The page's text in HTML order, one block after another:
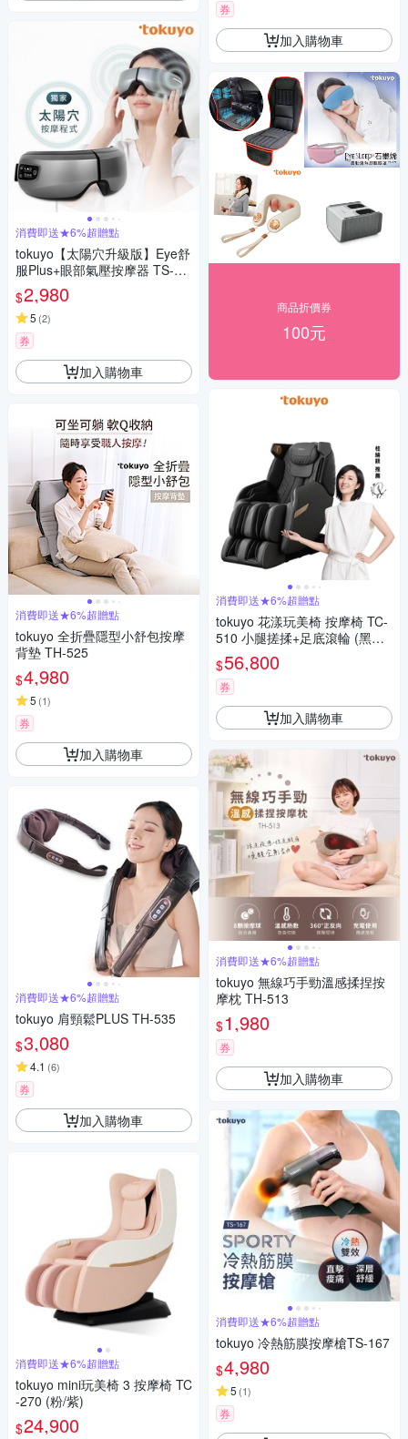
消費即送★6%超贈點
tokuyo【太陽穴升級版】Eye舒
服Plus+眼部氣壓按摩器 TS-18
5G
$2,980
5 (2)
券
加入購物車
消費即送★6%超贈點
tokuyo 全折疊隱型小舒包按摩
背墊 TH-525
$4,980
5 (1)
券
加入購物車
消費即送★6%超贈點
tokuyo 肩頸鬆PLUS TH-535
$3,080
4.1 (6)
券
加入購物車
消費即送★6%超贈點
tokuyo mini玩美椅 3 按摩椅 TC
-270 (粉/紫)
$24,900
券
加入購物車
商品折價券
100元
消費即送★6%超贈點
tokuyo 花漾玩美椅 按摩椅 TC-
510 小腿搓揉+足底滾輪 (黑鳶
尾)
$56,800
券
加入購物車
消費即送★6%超贈點
tokuyo 無線巧手勁溫感揉捏按
摩枕 TH-513
$1,980
券
加入購物車
消費即送★6%超贈點
tokuyo 冷熱筋膜按摩槍TS-167
$4,980
5 (1)
券